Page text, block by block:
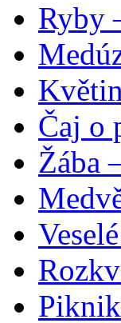
Ryby
Čaj o
Žába